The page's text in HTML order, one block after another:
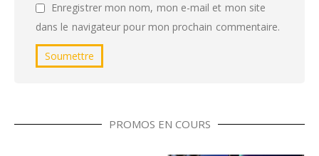
Enregistrer mon nom, mon e-mail et mon site
dans le navigateur pour mon prochain commentaire.
PROMOS EN COURS